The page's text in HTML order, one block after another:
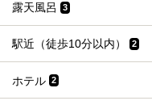
露天風呂 3
駅近（徒歩10分以内） 2
ホテル 2